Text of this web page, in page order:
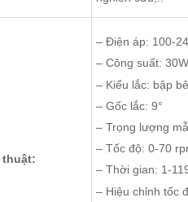
thuật:
– Điện áp: 100-
– Công suất:
– Kiểu lắc: bập
– Gốc lắc: 9°
– Trọng lượng
– Tốc độ: 0-70
– Thời gian:
– Hiệu chỉnh tốc